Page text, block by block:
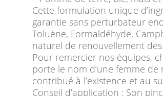
Cette formulation unique
garantie sans perturbateur
Toluène, Formaldéhyde,
naturel de renouvellement des
Pour remercier nos équipes,
porte le nom d’une femme de
contribué à l’existence et au
Conseil d’application : Son